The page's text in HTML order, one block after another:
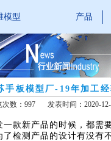
模型 产品
手板模型厂-19年加工经
次数：997 发表时间：2020-
一款新产品的时候，都需
了检测产品的设计有没有